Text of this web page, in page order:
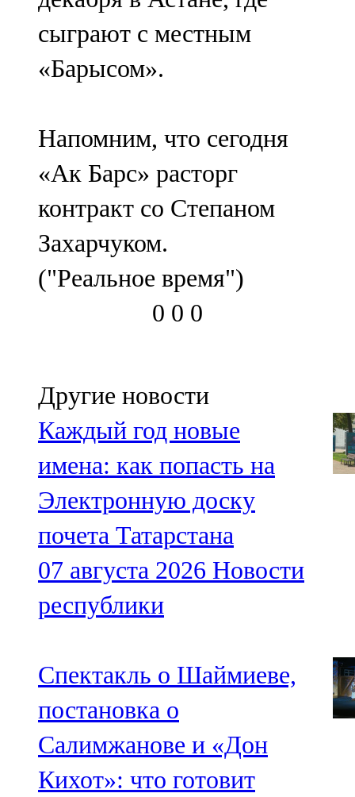
Олы Әтнә
71,42 FM
Сарман
Теләче
106,1 FM
Түбән Кама
102,6 FM
Чирмешән
103,0 FM
Чүпрәле
91,0 FM
Шәмәрдән
102,3 FM
Яңа чишмә
107,0 FM
105,5 FM
сыграют с местным
«Барысом».
Напомним, что сегодня
«Ак Барс» расторг
контракт со Степаном
Захарчуком.
("Реальное время")
0 0 0
Другие новости
Каждый год новые
имена: как попасть на
Электронную доску
почета Татарстана
07 августа 2026 Новости
республики
Спектакль о Шаймиеве,
постановка о
Салимжанове и «Дон
Кихот»: что готовит